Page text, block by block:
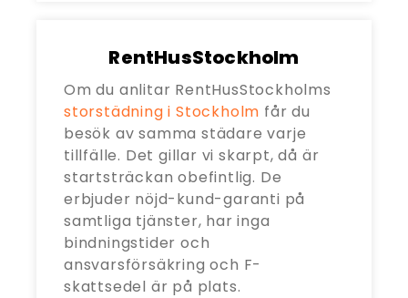
RentHusStockholm
Om du anlitar RentHusStockholms
storstädning i Stockholm får du
besök av samma städare varje
tillfälle. Det gillar vi skarpt, då är
startsträckan obefintlig. De
erbjuder nöjd-kund-garanti på
samtliga tjänster, har inga
bindningstider och
ansvarsförsäkring och F-
skattsedel är på plats.